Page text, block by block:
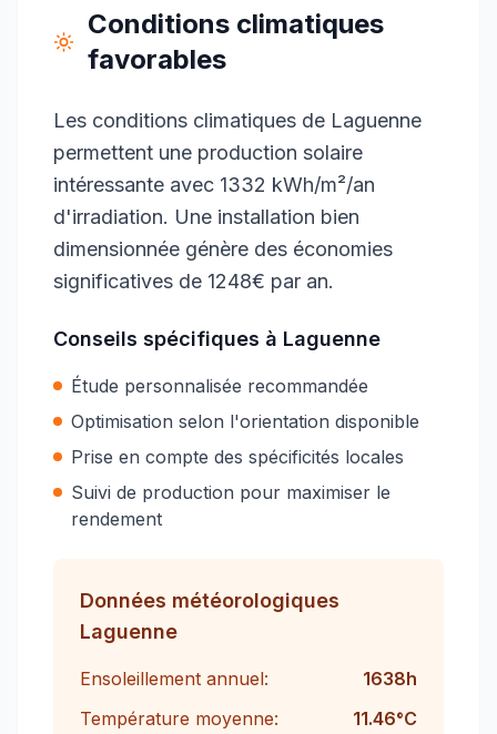
Conditions climatiques
favorables
Les conditions climatiques de Laguenne
permettent une production solaire
intéressante avec 1332 kWh/m²/an
d'irradiation. Une installation bien
dimensionnée génère des économies
significatives de 1248€ par an.
Conseils spécifiques à Laguenne
Étude personnalisée recommandée
Optimisation selon l'orientation disponible
Prise en compte des spécificités locales
Suivi de production pour maximiser le
rendement
Données météorologiques
Laguenne
Ensoleillement annuel: 1638h
Température moyenne:
11.46°C